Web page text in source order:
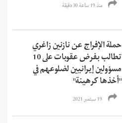
منذ 19 ساعة 30 دقیقة
حملة الإفراج عن نازنين زاغري
تطالب بفرض عقوبات على 10
مسؤولين إيرانيين لضلوعهم في
"أخذها كرهينة"
19 سبتمبر 2021